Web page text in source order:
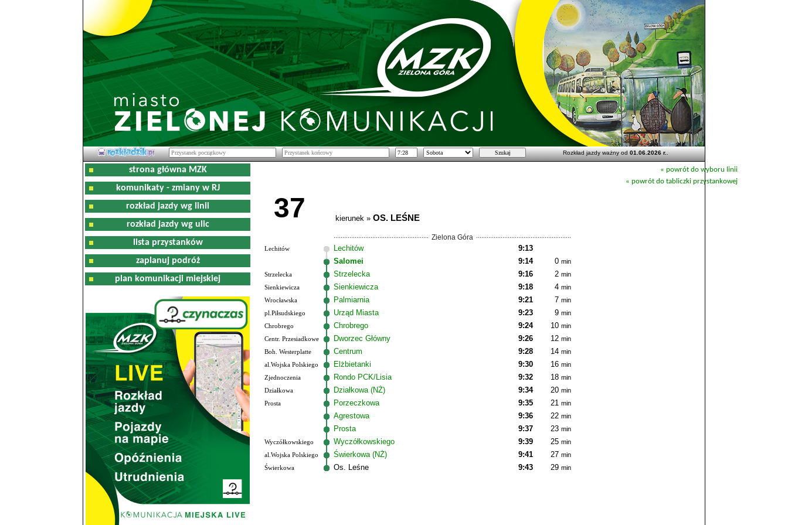
Rozkład jazdy ważny od01.06.2026 r..
strona główna MZK
komunikaty - zmiany w RJ
rozkład jazdy wg linii
rozkład jazdy wg ulic
lista przystanków
zaplanuj podróż
plan komunikacji miejskiej
« powrót do wyboru linii
« powrót do tabliczki przystankowej
37 kierunek » OS. LEŚNE
Zielona Góra
Lechitów Lechitów
9:13
Salomei
9:14 0 min
Strzelecka
Strzelecka 9:16 2 min
Sienkiewicza
Sienkiewicza 9:18 4 min
Wrocławska
Palmiarnia 9:21 7 min
pl.Piłsudskiego
Urząd Miasta 9:23 9 min
Chrobrego
Chrobrego 9:24 10 min
Centr. Przesiadkowe
Dworzec Główny 9:26 12 min
Boh. Westerplatte
Centrum 9:28 14 min
al.Wojska Polskiego
Elżbietanki 9:30 16 min
Zjednoczenia
Rondo PCK/Lisia 9:32 18 min
Działkowa
Działkowa (NŻ) 9:34 20 min
Prosta
Porzeczkowa 9:35 21 min
Agrestowa 9:36 22 min
Prosta 9:37 23 min
Wyczółkowskiego
Wyczółkowskiego 9:39 25 min
al.Wojska Polskiego
Świerkowa (NŻ) 9:41 27 min
Świerkowa
Os. Leśne 9:43 29 min